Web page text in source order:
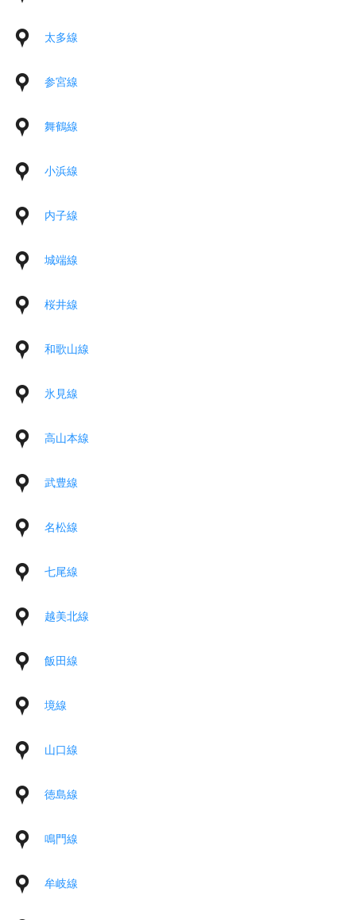
太多線
参宮線
舞鶴線
小浜線
内子線
城端線
桜井線
和歌山線
氷見線
高山本線
武豊線
名松線
七尾線
越美北線
飯田線
境線
山口線
徳島線
鳴門線
牟岐線